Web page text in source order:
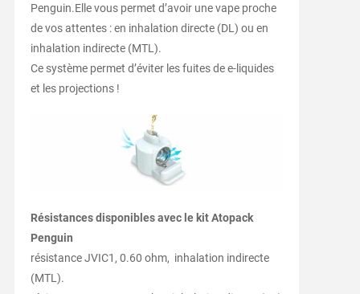
Penguin.Elle vous permet d’avoir une vape proche
de vos attentes : en inhalation directe (DL) ou en
inhalation indirecte (MTL).
Ce système permet d’éviter les fuites de e-liquides
et les projections !
Résistances disponibles avec le kit Atopack
Penguin
résistance JVIC1, 0.60 ohm, inhalation indirecte
(MTL).